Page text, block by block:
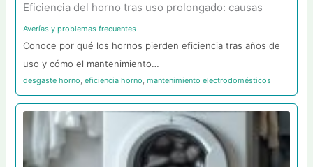
Eficiencia del horno tras uso prolongado: causas
Averías y problemas frecuentes
Conoce por qué los hornos pierden eficiencia tras años de
uso y cómo el mantenimiento…
desgaste horno,eficiencia horno,mantenimiento electrodomésticos